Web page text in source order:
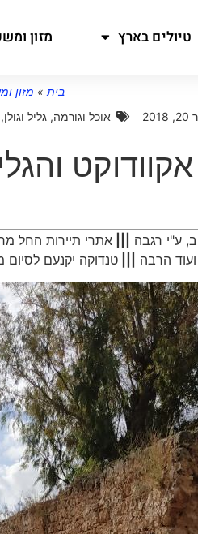
טיולים בארץ מזון
בית » מזון
אוכל וגורמה, גליל וגולן,
אקוודוקט
ע"י רגבה |||אתרי תיירות החל
הרבה |||טנדוקה יקנעם